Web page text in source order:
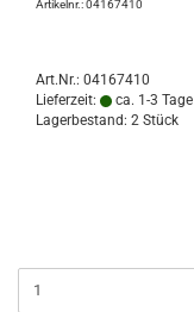
Artikelnr.: 04167410
Art.Nr.: 04167410
Lieferzeit:
ca. 1-3 Tage
Lagerbestand: 2 Stück